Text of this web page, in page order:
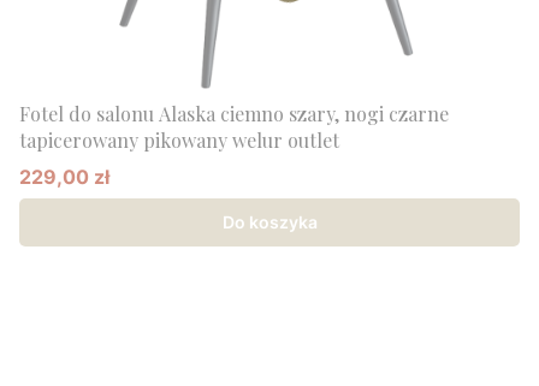
Fotel do salonu Alaska ciemno szary, nogi czarne
tapicerowany pikowany welur outlet
Cena promocyjna
229,00 zł
Do koszyka